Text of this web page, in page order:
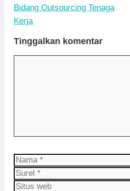
Bidang Outsourcing Tenaga
Kerja
Tinggalkan komentar
Nama
Surel
Situs